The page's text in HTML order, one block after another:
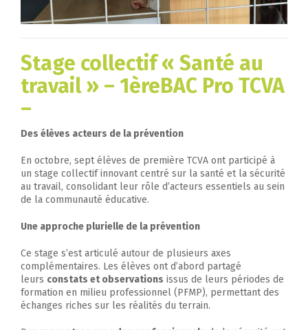
Stage collectif « Santé au
travail » – 1èreBAC Pro TCVA
–
Des élèves acteurs de la prévention
En octobre, sept élèves de première TCVA ont participé à
un stage collectif innovant centré sur la santé et la sécurité
au travail, consolidant leur rôle d’acteurs essentiels au sein
de la communauté éducative.
Une approche plurielle de la prévention
Ce stage s’est articulé autour de plusieurs axes
complémentaires. Les élèves ont d’abord partagé
leurs constats et observations issus de leurs périodes de
formation en milieu professionnel (PFMP), permettant des
échanges riches sur les réalités du terrain.